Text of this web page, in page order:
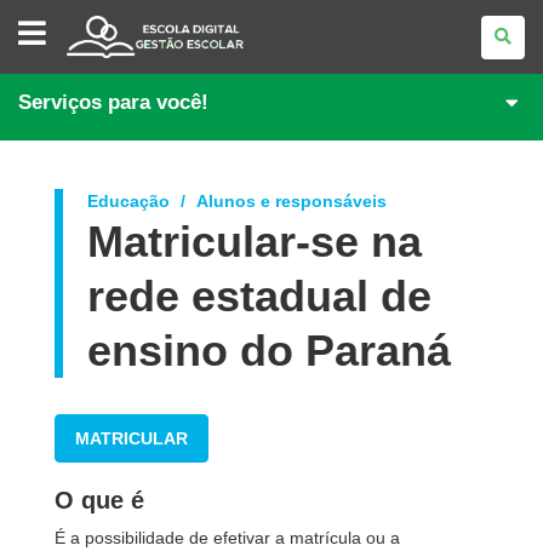
GESTÃO
ESCOLAR
Serviços para você!
Educação Alunos e responsáveis
Matricular-se na
rede estadual de
ensino do Paraná
MATRICULAR
O que é
É a possibilidade de efetivar a matrícula ou a